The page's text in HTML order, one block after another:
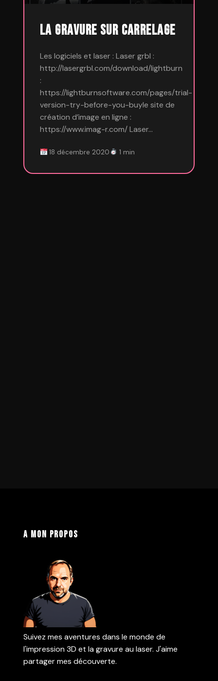
La gravure sur Carrelage
Les logiciels et laser : Laser grbl :
http://lasergrbl.com/download/lightburn
:
https://lightburnsoftware.com/pages/trial-
version-try-before-you-buyle site de
création d’image en ligne :
https://www.imag-r.com/ Laser…
18 décembre 2020 1 min
A mon propos
Suivez mes aventures dans le monde de
l'impression 3D et la gravure au laser. J'aime
partager mes découverte.